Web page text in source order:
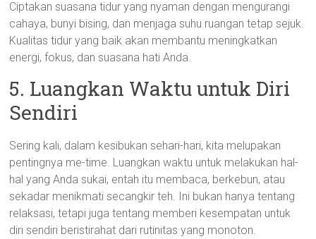
Ciptakan suasana tidur yang nyaman dengan mengurangi
cahaya, bunyi bising, dan menjaga suhu ruangan tetap sejuk.
Kualitas tidur yang baik akan membantu meningkatkan
energi, fokus, dan suasana hati Anda.
5. Luangkan Waktu untuk Diri
Sendiri
Sering kali, dalam kesibukan sehari-hari, kita melupakan
pentingnya me-time. Luangkan waktu untuk melakukan hal-
hal yang Anda sukai, entah itu membaca, berkebun, atau
sekadar menikmati secangkir teh. Ini bukan hanya tentang
relaksasi, tetapi juga tentang memberi kesempatan untuk
diri sendiri beristirahat dari rutinitas yang monoton.